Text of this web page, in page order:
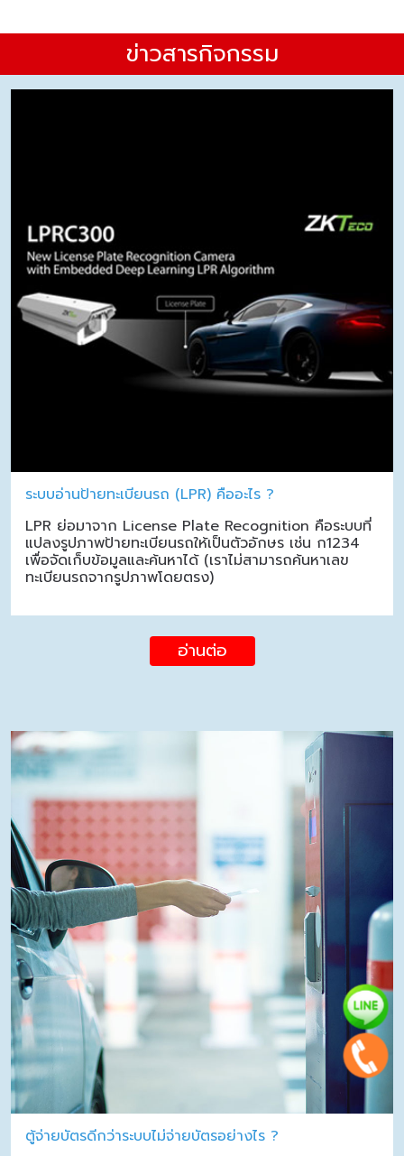
ข่าวสารกิจกรรม
ระบบอ่านป้ายทะเบียนรถ (LPR) คืออะไร ?
LPR ย่อมาจาก License Plate Recognition คือระบบที่
แปลงรูปภาพป้ายทะเบียนรถให้เป็นตัวอักษร เช่น ก1234
เพื่อจัดเก็บข้อมูลและค้นหาได้ (เราไม่สามารถค้นหาเลข
ทะเบียนรถจากรูปภาพโดยตรง)
อ่านต่อ
ตู้จ่ายบัตรดีกว่าระบบไม่จ่ายบัตรอย่างไร ?